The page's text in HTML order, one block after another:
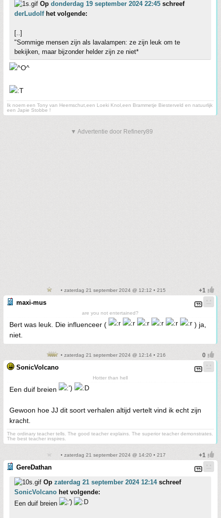
Op donderdag 19 september 2024 22:45 schreef
derLudolfhet volgende:
[..]
"Sommige mensen zijn als lavalampen: ze zijn leuk om te
bekijken, maar bijzonder helder zijn ze niet*
Ik noem een Tony van Heemschut,een Loeki Knol,een Brammetje Biesterveld en natuurlijk
een Japie Stobbe !
▼ Advertentie door Refinery89
• zaterdag 21 september 2024 @ 12:12 • 215
maxi-mus
are you not entertained?
Bert was leuk. Die influenceer (
) ja,
niet.
• zaterdag 21 september 2024 @ 12:14 • 216
SonicVolcano
Hotter than hell
Een duif breien
Gewoon hoe JJ dit soort verhalen altijd vertelt vind ik echt zijn
kracht.
The ordinary teacher tells. The good teacher explains. The superior teacher demonstrates.
The best teacher inspires.
• zaterdag 21 september 2024 @ 14:20 • 217
GereDathan
Op zaterdag 21 september 2024 12:14schreef
SonicVolcano het volgende:
Een duif breien